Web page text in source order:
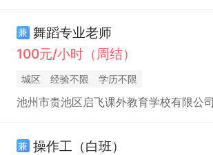
兼 舞蹈专业老师
100元/小时（周结）
城区 经验不限 学历不限
池州市贵池区启飞课外教育学校有限公司
兼 操作工（白班）